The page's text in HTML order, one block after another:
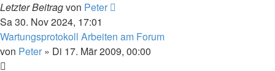
Letzter Beitragvon Peter
Sa 30. Nov 2024, 17:01
Wartungsprotokoll Arbeiten am Forum
von Peter » Di 17. Mär 2009, 00:00